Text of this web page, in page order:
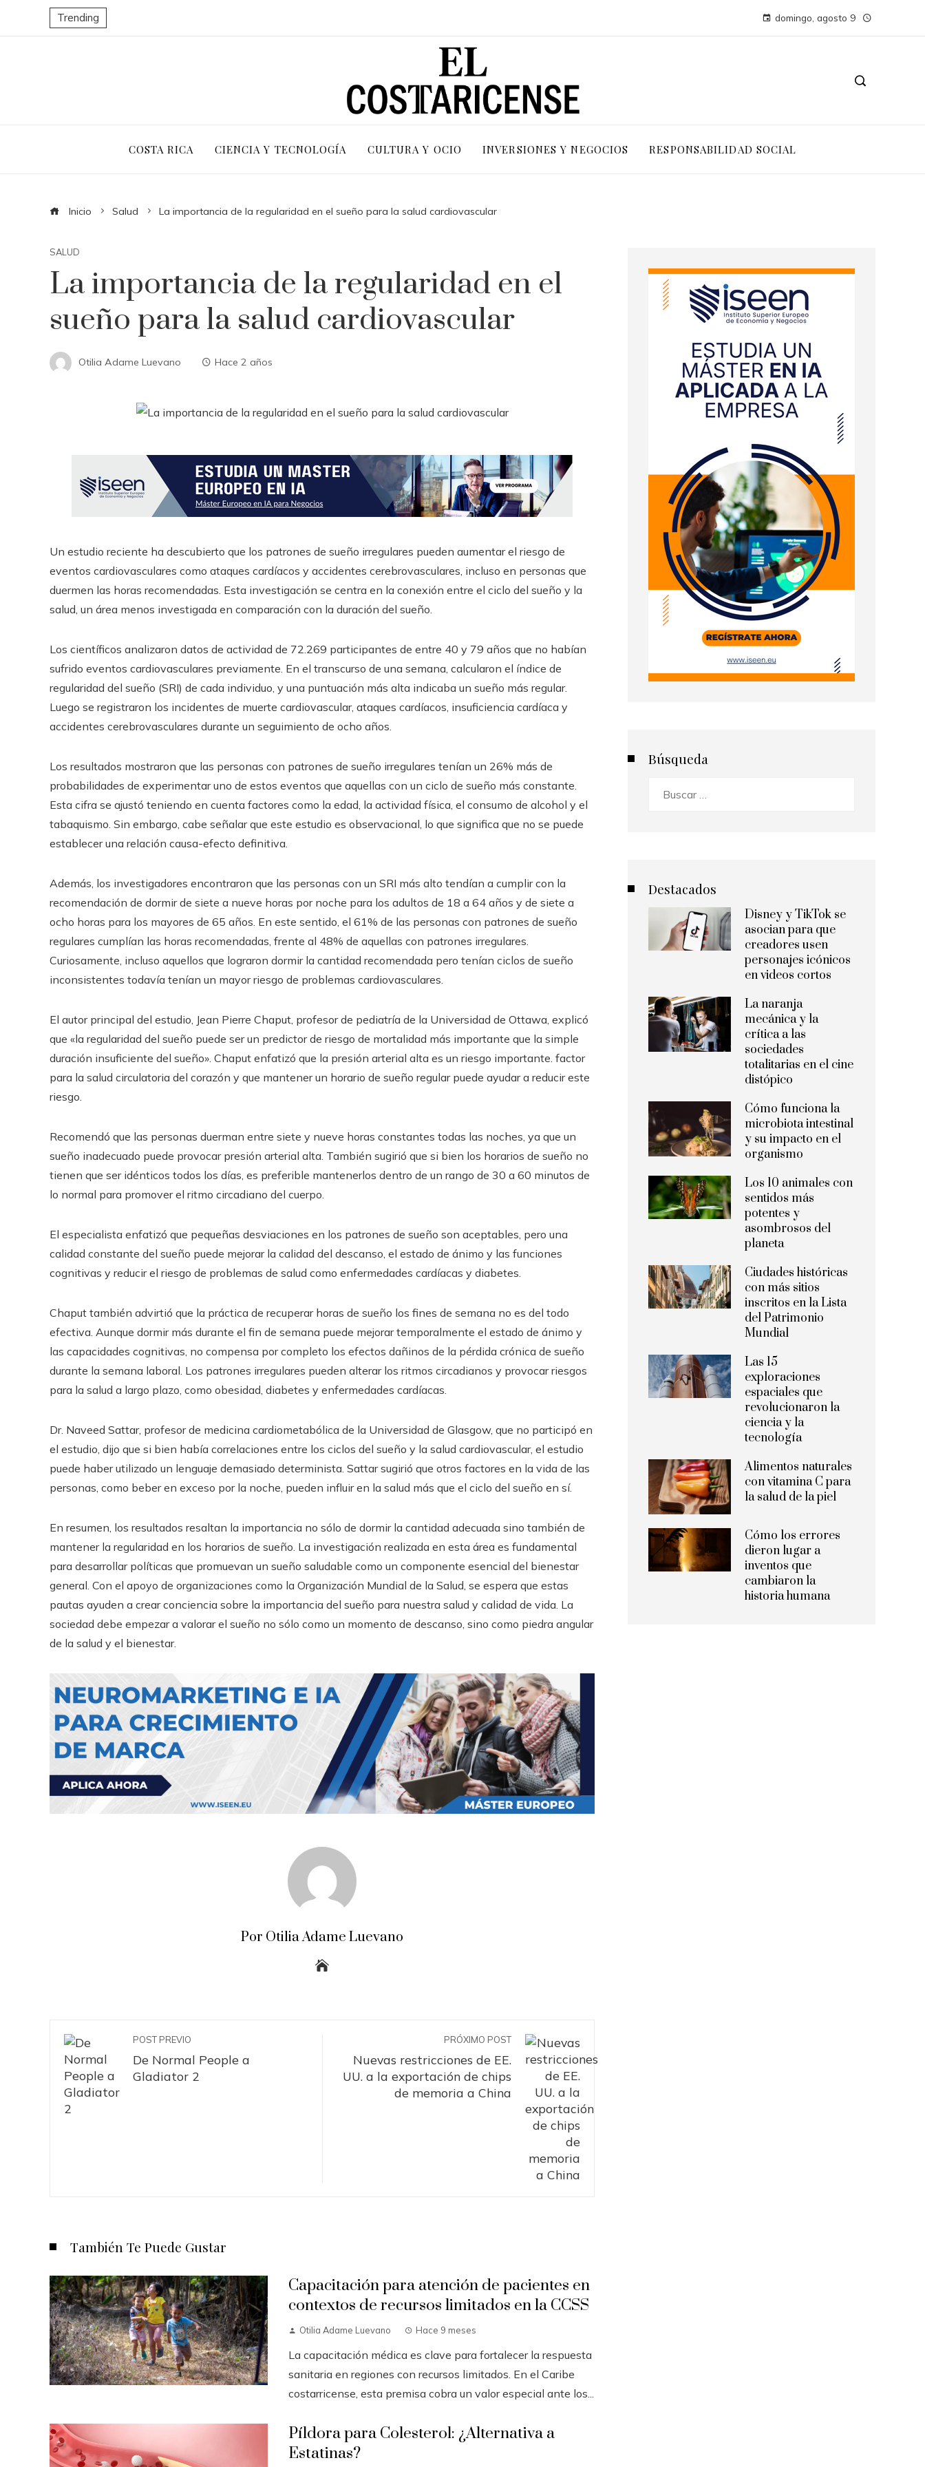
Trending domingo, agosto 9
COSTA RICA CIENCIA Y TECNOLOGÍA CULTURA Y OCIO INVERSIONES Y NEGOCIOS RESPONSABILIDAD SOCIAL
Inicio Salud La importancia de la regularidad en el sueño para la salud cardiovascular
SALUD
La importancia de la regularidad en el
sueño para la salud cardiovascular
Otilia Adame Luevano Hace 2 años
Un estudio reciente ha descubierto que los patrones de sueño irregulares pueden aumentar el riesgo de
eventos cardiovasculares como ataques cardíacos y accidentes cerebrovasculares, incluso en personas que
duermen las horas recomendadas. Esta investigación se centra en la conexión entre el ciclo del sueño y la
salud, un área menos investigada en comparación con la duración del sueño.
Los científicos analizaron datos de actividad de 72.269 participantes de entre 40 y 79 años que no habían
sufrido eventos cardiovasculares previamente. En el transcurso de una semana, calcularon el índice de
regularidad del sueño (SRI) de cada individuo, y una puntuación más alta indicaba un sueño más regular.
Luego se registraron los incidentes de muerte cardiovascular, ataques cardíacos, insuficiencia cardíaca y
accidentes cerebrovasculares durante un seguimiento de ocho años.
Los resultados mostraron que las personas con patrones de sueño irregulares tenían un 26% más de
probabilidades de experimentar uno de estos eventos que aquellas con un ciclo de sueño más constante.
Esta cifra se ajustó teniendo en cuenta factores como la edad, la actividad física, el consumo de alcohol y el
tabaquismo. Sin embargo, cabe señalar que este estudio es observacional, lo que significa que no se puede
establecer una relación causa-efecto definitiva.
Además, los investigadores encontraron que las personas con un SRI más alto tendían a cumplir con la
recomendación de dormir de siete a nueve horas por noche para los adultos de 18 a 64 años y de siete a
ocho horas para los mayores de 65 años. En este sentido, el 61% de las personas con patrones de sueño
regulares cumplían las horas recomendadas, frente al 48% de aquellas con patrones irregulares.
Curiosamente, incluso aquellos que lograron dormir la cantidad recomendada pero tenían ciclos de sueño
inconsistentes todavía tenían un mayor riesgo de problemas cardiovasculares.
El autor principal del estudio, Jean Pierre Chaput, profesor de pediatría de la Universidad de Ottawa, explicó
que «la regularidad del sueño puede ser un predictor de riesgo de mortalidad más importante que la simple
duración insuficiente del sueño». Chaput enfatizó que la presión arterial alta es un riesgo importante. factor
para la salud circulatoria del corazón y que mantener un horario de sueño regular puede ayudar a reducir este
riesgo.
Recomendó que las personas duerman entre siete y nueve horas constantes todas las noches, ya que un
sueño inadecuado puede provocar presión arterial alta. También sugirió que si bien los horarios de sueño no
tienen que ser idénticos todos los días, es preferible mantenerlos dentro de un rango de 30 a 60 minutos de
lo normal para promover el ritmo circadiano del cuerpo.
El especialista enfatizó que pequeñas desviaciones en los patrones de sueño son aceptables, pero una
calidad constante del sueño puede mejorar la calidad del descanso, el estado de ánimo y las funciones
cognitivas y reducir el riesgo de problemas de salud como enfermedades cardíacas y diabetes.
Chaput también advirtió que la práctica de recuperar horas de sueño los fines de semana no es del todo
efectiva. Aunque dormir más durante el fin de semana puede mejorar temporalmente el estado de ánimo y
las capacidades cognitivas, no compensa por completo los efectos dañinos de la pérdida crónica de sueño
durante la semana laboral. Los patrones irregulares pueden alterar los ritmos circadianos y provocar riesgos
para la salud a largo plazo, como obesidad, diabetes y enfermedades cardíacas.
Dr. Naveed Sattar, profesor de medicina cardiometabólica de la Universidad de Glasgow, que no participó en
el estudio, dijo que si bien había correlaciones entre los ciclos del sueño y la salud cardiovascular, el estudio
puede haber utilizado un lenguaje demasiado determinista. Sattar sugirió que otros factores en la vida de las
personas, como beber en exceso por la noche, pueden influir en la salud más que el ciclo del sueño en sí.
En resumen, los resultados resaltan la importancia no sólo de dormir la cantidad adecuada sino también de
mantener la regularidad en los horarios de sueño. La investigación realizada en esta área es fundamental
para desarrollar políticas que promuevan un sueño saludable como un componente esencial del bienestar
general. Con el apoyo de organizaciones como la Organización Mundial de la Salud, se espera que estas
pautas ayuden a crear conciencia sobre la importancia del sueño para nuestra salud y calidad de vida. La
sociedad debe empezar a valorar el sueño no sólo como un momento de descanso, sino como piedra angular
de la salud y el bienestar.
Por Otilia Adame Luevano
POST PREVIO
De Normal People a
Gladiator 2
PRÓXIMO POST
Nuevas restricciones de EE.
UU. a la exportación de chips
de memoria a China
También Te Puede Gustar
Capacitación para atención de pacientes en
contextos de recursos limitados en la CCSS
Otilia Adame Luevano Hace 9 meses
La capacitación médica es clave para fortalecer la respuesta
sanitaria en regiones con recursos limitados. En el Caribe
costarricense, esta premisa cobra un valor especial ante los...
Píldora para Colesterol: ¿Alternativa a
Estatinas?
Búsqueda
Destacados
Disney y TikTok se
asocian para que
creadores usen
personajes icónicos
en videos cortos
La naranja
mecánica y la
crítica a las
sociedades
totalitarias en el cine
distópico
Cómo funciona la
microbiota intestinal
y su impacto en el
organismo
Los 10 animales con
sentidos más
potentes y
asombrosos del
planeta
Ciudades históricas
con más sitios
inscritos en la Lista
del Patrimonio
Mundial
Las 15
exploraciones
espaciales que
revolucionaron la
ciencia y la
tecnología
Alimentos naturales
con vitamina C para
la salud de la piel
Cómo los errores
dieron lugar a
inventos que
cambiaron la
historia humana